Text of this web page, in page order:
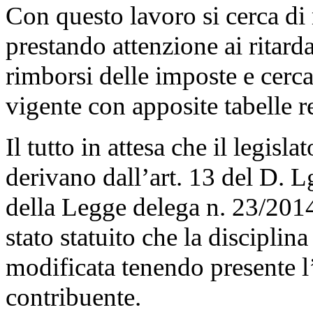
Con questo lavoro si cerca
prestando attenzione ai
rimborsi delle imposte e
vigente con apposite tabelle
Il tutto in attesa che il
derivano dall’art. 13 del D.
della Legge delega n. 23/
stato statuito che la
modificata tenendo presente
contribuente.